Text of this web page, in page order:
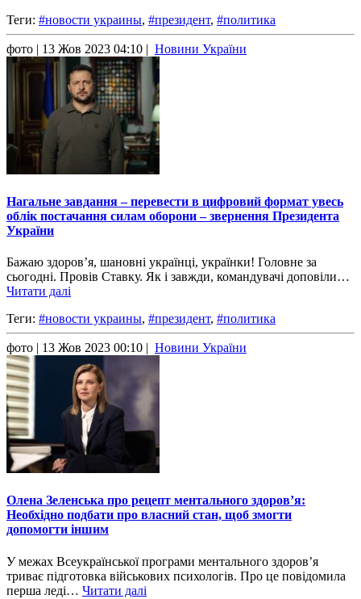
Теги: #новости украины, #президент, #политика
фото | 13 Жов 2023 04:10 | Новини України
Нагальне завдання – перевести в цифровий формат увесь
облік постачання силам оборони – звернення Президента
України
Бажаю здоров’я, шановні українці, українки! Головне за
сьогодні. Провів Ставку. Як і завжди, командувачі доповіли…
Читати далі
Теги: #новости украины, #президент, #политика
фото | 13 Жов 2023 00:10 | Новини України
Олена Зеленська про рецепт ментального здоров’я:
Необхідно подбати про власний стан, щоб змогти
допомогти іншим
У межах Всеукраїнської програми ментального здоров’я
триває підготовка військових психологів. Про це повідомила
перша леді… Читати далі